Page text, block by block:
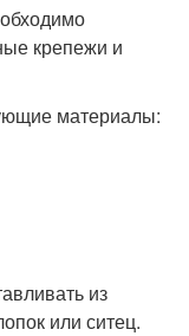
крепежи и
материалы:
из
или ситец.